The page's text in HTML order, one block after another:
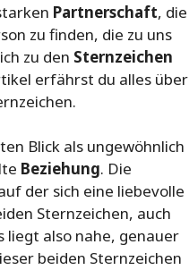
Partnerschaft, die
zu finden, die zu uns
zu den Sternzeichen
erfährst du alles über
Blick als ungewöhnlich
Beziehung. Die
der sich eine liebevolle
Sternzeichen, auch
liegt also nahe, genauer
beiden Sternzeichen